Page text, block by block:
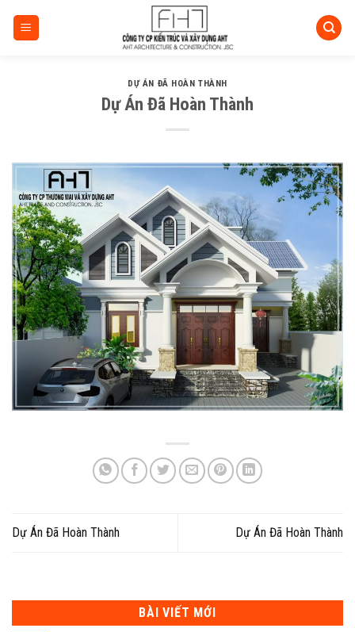
DỰ ÁN ĐÃ HOÀN THÀNH
Dự Án Đã Hoàn Thành
Dự Án Đã Hoàn Thành Dự Án Đã Hoàn Thành
BÀI VIẾT MỚI